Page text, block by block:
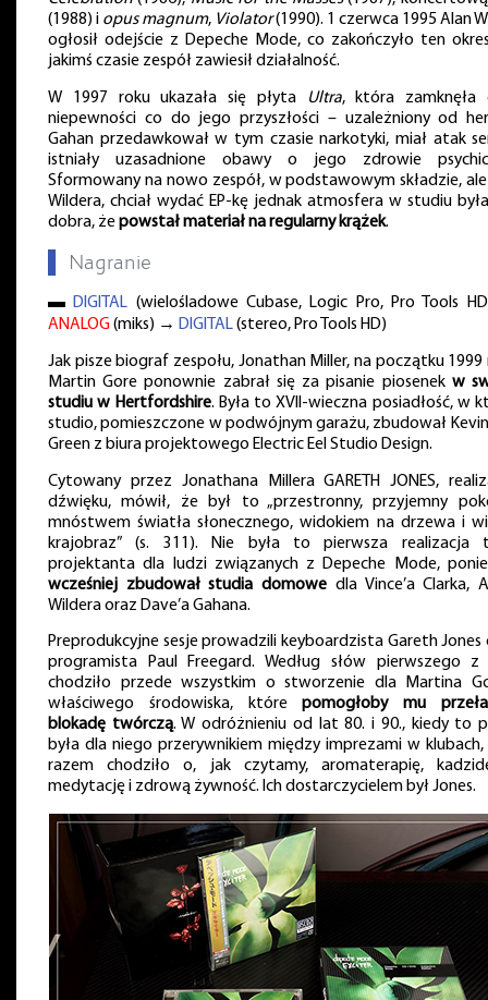
(1988) i opus magnum, Violator(1990). 1 czerwca 1995 Alan
ogłosił odejście z Depeche Mode, co zakończyło ten
jakimś czasie zespół zawiesił działalność.
W 1997 roku ukazała się płyta Ultra, która zamknęła
niepewności co do jego przyszłości – uzależniony od
Gahan przedawkował w tym czasie narkotyki, miał atak
istniały uzasadnione obawy o jego zdrowie
Sformowany na nowo zespół, w podstawowym składzie,
Wildera, chciał wydać EP-kę jednak atmosfera w studiu
dobra, żepowstał materiał na regularny krążek.
Nagranie
▬DIGITAL (wielośladowe Cubase, Logic Pro, Pro Tools
ANALOG(miks) → DIGITAL(stereo, Pro Tools HD)
Jak pisze biograf zespołu, Jonathan Miller, na początku 1999
Martin Gore ponownie zabrał się za pisanie piosenek w
studiu w Hertfordshire. Była to XVII-wieczna posiadłość, w
studio, pomieszczone w podwójnym garażu, zbudował
Green z biura projektowego Electric Eel Studio Design.
Cytowany przez Jonathana Millera GARETH JONES,
dźwięku, mówił, że był to „przestronny, przyjemny
mnóstwem światła słonecznego, widokiem na drzewa i
krajobraz” (s. 311). Nie była to pierwsza realizacja
projektanta dla ludzi związanych z Depeche Mode,
wcześniej zbudował studia domowe dla Vince’a Clarka,
Wildera oraz Dave’a Gahana.
Preprodukcyjne sesje prowadzili keyboardzista Gareth Jones
programista Paul Freegard. Według słów pierwszego z
chodziło przede wszystkim o stworzenie dla Martina
właściwego środowiska, którepomogłoby mu
blokadę twórczą. W odróżnieniu od lat 80. i 90., kiedy to
była dla niego przerywnikiem między imprezami w
razem chodziło o, jak czytamy, aromaterapię,
medytację i zdrową żywność. Ich dostarczycielem był Jones.